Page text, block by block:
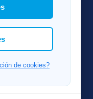
elección das
de cookies?